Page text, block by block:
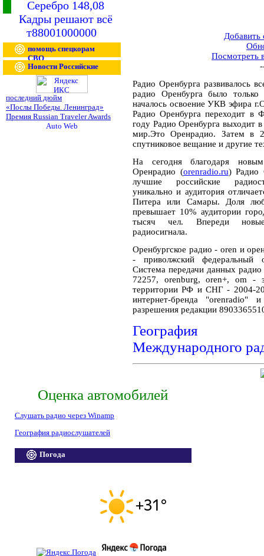
Серебро 148,08
Кадры решают всё
т88001000000
помощь спецкорам
СВО
Новости Российские
последний дюйм
«Послы Победы. Ленинград»
Премия Russian Traveler Awards
Посмотреть
Радио Оренбурга развивалось
радио Оренбурга было
началось освоение УКВ эфира
Радио Оренбурга переходит
году Радио Оренбурга выходит в
мир.Это Оренрадио. Затем в
спутниковое вещание и другие
На сегодня благодаря
Оренрадио (orenradio.ru) Радио
лучшие российские
уникально и аудитория
Питера или Самары. Доля
превышает 10% аудитории
тысяч чел. Впереди новые
радиосигнала.
Оренбургское радио - oren и
- приволжский федеральный
Система передачи данных
72257, orenburg, oren+, om -
территории РФ и СНГ - 2004-
интернет-бренда "orenradio"
разрешения редакции
География
Международного
Оценка автомобилей
Слушать радио через Winamp
География радиослушателей
Погода